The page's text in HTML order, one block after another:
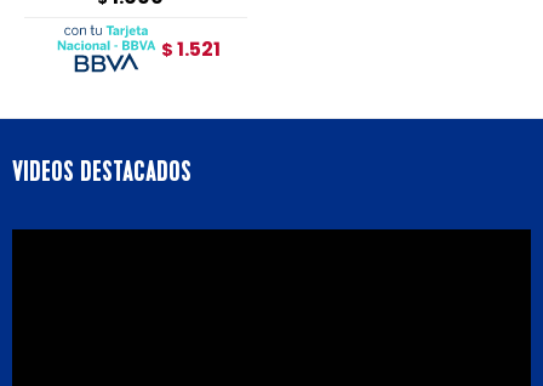
$ 1.521
VIDEOS DESTACADOS